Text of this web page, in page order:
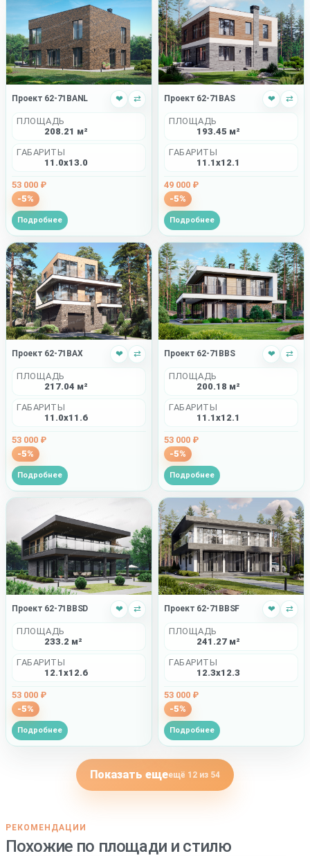
Проект 62-71BANL ❤ ⇄
ПЛОЩАДЬ
208.21 м²
ГАБАРИТЫ
11.0x13.0
53 000 ₽
-5%
Подробнее
Проект 62-71BAS ❤ ⇄
ПЛОЩАДЬ
193.45 м²
ГАБАРИТЫ
11.1x12.1
49 000 ₽
-5%
Подробнее
Проект 62-71BAX ❤ ⇄
ПЛОЩАДЬ
217.04 м²
ГАБАРИТЫ
11.0x11.6
53 000 ₽
-5%
Подробнее
Проект 62-71BBS ❤ ⇄
ПЛОЩАДЬ
200.18 м²
ГАБАРИТЫ
11.1x12.1
53 000 ₽
-5%
Подробнее
Проект 62-71BBSD ❤ ⇄
ПЛОЩАДЬ
233.2 м²
ГАБАРИТЫ
12.1x12.6
53 000 ₽
-5%
Подробнее
Проект 62-71BBSF ❤ ⇄
ПЛОЩАДЬ
241.27 м²
ГАБАРИТЫ
12.3x12.3
53 000 ₽
-5%
Подробнее
Показать ещеещё 12 из 54
РЕКОМЕНДАЦИИ
Похожие по площади и стилю